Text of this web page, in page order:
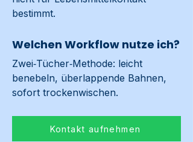
bestimmt.
Welchen Workflow nutze ich?
Zwei‑Tücher‑Methode: leicht
benebeln, überlappende Bahnen,
sofort trockenwischen.
Kontakt aufnehmen